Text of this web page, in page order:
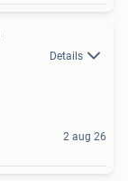
Details
2 aug 26